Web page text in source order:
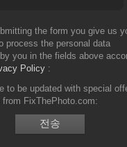
the form you give us
process the personal data
you in the fields above
Policy
to be updated with special
from FixThePhoto.com